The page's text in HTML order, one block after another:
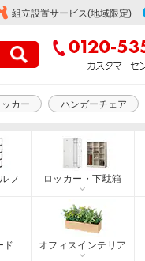
組立設置サービス(地域限定)
カー ハンガーチェア
フ ロッカー・下駄箱
ド オフィスインテリア